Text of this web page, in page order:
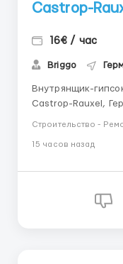
Castrop-
16€ / час
Briggo
Внутрянщик-
Castrop-Rauxel, Германия. Монтаж
Устройство
Строительство -
15 часов назад